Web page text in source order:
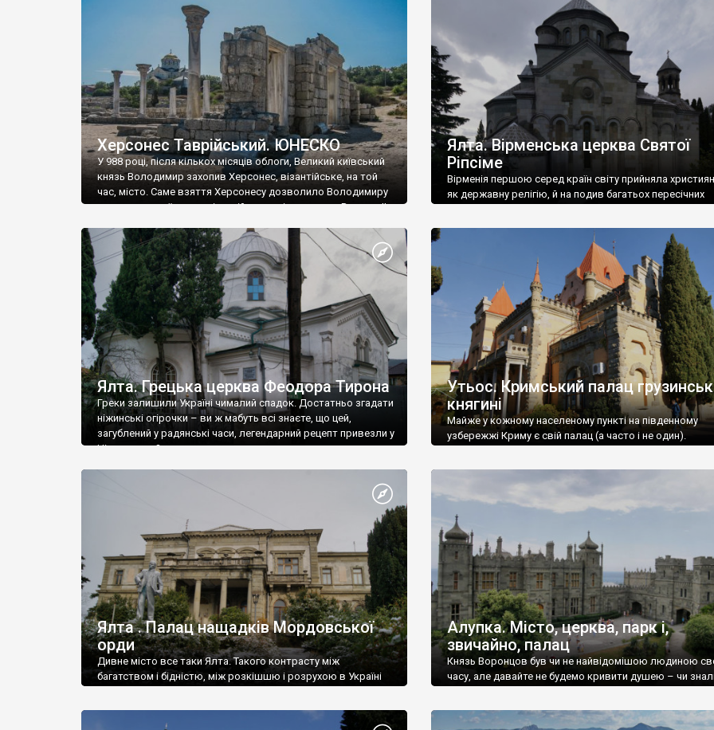
візантійської доби. Раритети викрадені з фондів об’єкту
культурної спадщини ЮНЕСКО «Херсонеса Таврійського».
Офіційно – на виставку «Золото Візантії», але експерти та
влада в Україні вважають це лише […]
називаються «повстяками» (postaki)…” “Вино. Крим
виробляє відмінне вино і його вдосталь: воно все
легке біле і дуже […]
Херсонес Таврійський. ЮНЕСКО
У 988 році, після кількох місяців облоги, Великий київський
князь Володимир захопив Херсонес, візантійське, на той
час, місто. Саме взяття Херсонесу дозволило Володимиру
диктувати свої умови візантійському імператору Василю ІІ,
Херсонесі Володимир-язичник, став Василем-
християнином. А потім було Хрещення Русі. На честь
Херсонесу Таврійського названо місто […]
Ялта. Вірменська церква Святої
Ріпсіме
Вірменія першою серед країн світу прийняла
як державну релігію, й на подив багатьох пересічних
Ялта. Грецька церква Феодора Тирона
Греки залишили Україні чималий спадок. Достатньо згадати
ніжинські огірочки – ви ж мабуть всі знаєте, що цей,
загублений у радянські часи, легендарний рецепт привезли у
Ніжин греки?
Утьос. Кримський палац
княгині
Майже у кожному населеному пункті на південному
узбережжі Криму є свій палац (а часто і не один).
Ялта . Палац нащадків Мордовської
орди
Дивне місто все таки Ялта. Такого контрасту між
багатством і бідністю, між розкішшю і розрухою в Україні
Алупка. Місто, церква, парк і,
звичайно, палац
Князь Воронцов був чи не найвідомішою людиною
часу, але давайте не будемо кривити душею – чи